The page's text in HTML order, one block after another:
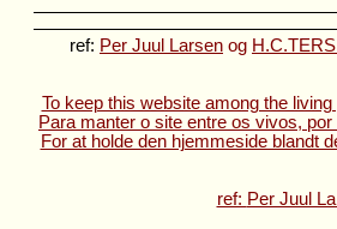
ref: Per Juul Larsen og
To keep this website among the
Para manter o site entre os vivos,
For at holde den hjemmeside blandt
ref: Per Juul